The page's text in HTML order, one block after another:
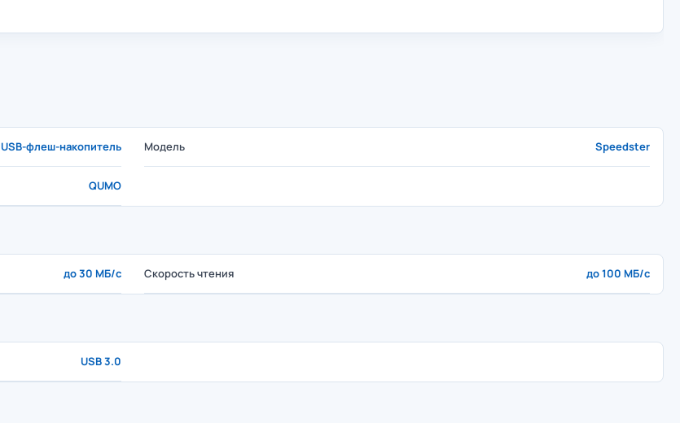
USB-флеш-накопитель Модель Speedster
QUMO
до 30 МБ/с Скорость чтения до 100 МБ/с
USB 3.0